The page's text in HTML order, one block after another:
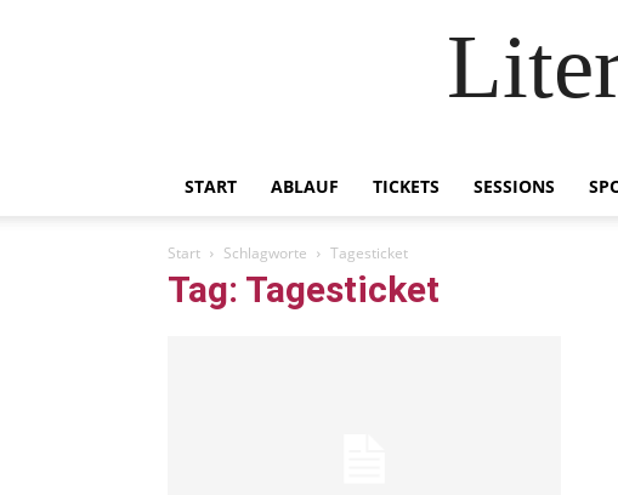
START ABLAUF TICKETS SESSIONS
Start Schlagworte Tagesticket
Tag: Tagesticket